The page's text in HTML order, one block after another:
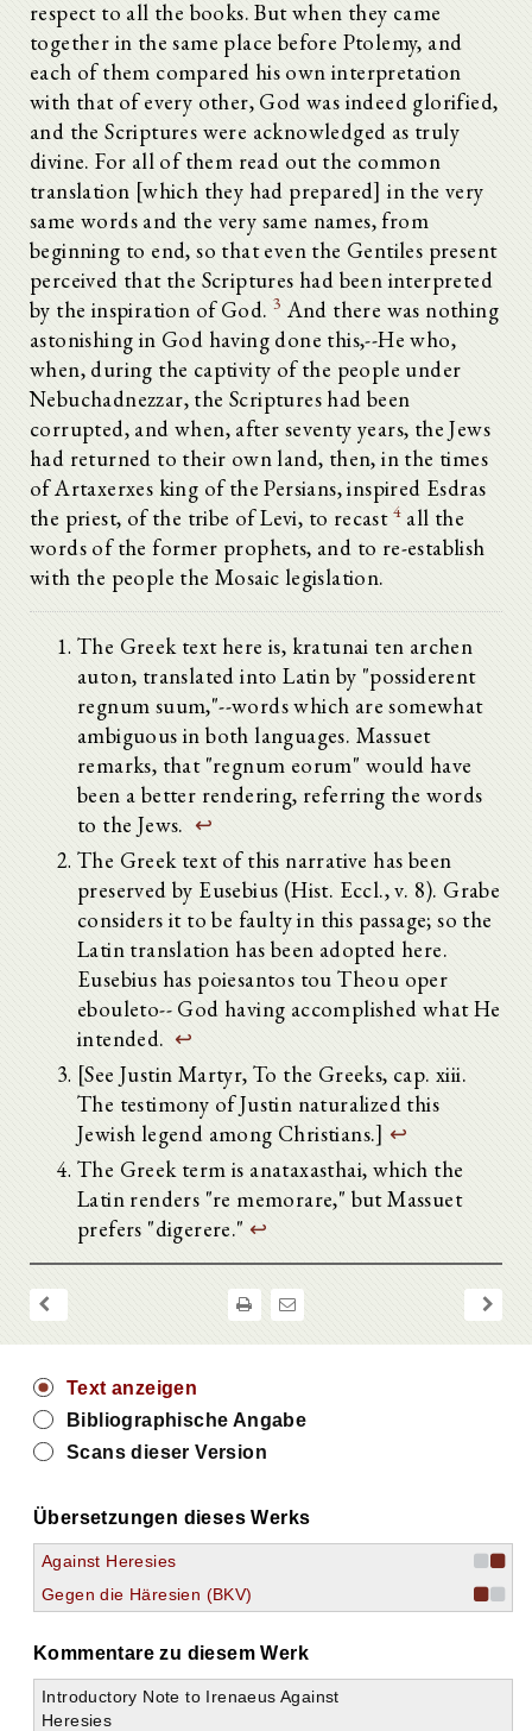
respect to all the books. But when they came
together in the same place before Ptolemy, and
each of them compared his own interpretation
with that of every other, God was indeed glorified,
and the Scriptures were acknowledged as truly
divine. For all of them read out the common
translation [which they had prepared] in the very
same words and the very same names, from
beginning to end, so that even the Gentiles present
perceived that the Scriptures had been interpreted
by the inspiration of God. 3 And there was nothing
astonishing in God having done this,--He who,
when, during the captivity of the people under
Nebuchadnezzar, the Scriptures had been
corrupted, and when, after seventy years, the Jews
had returned to their own land, then, in the times
of Artaxerxes king of the Persians, inspired Esdras
the priest, of the tribe of Levi, to recast 4 all the
words of the former prophets, and to re-establish
with the people the Mosaic legislation.
The Greek text here is, kratunai ten archen
auton, translated into Latin by "possiderent
regnum suum,"--words which are somewhat
ambiguous in both languages. Massuet
remarks, that "regnum eorum" would have
been a better rendering, referring the words
to the Jews. ↩
The Greek text of this narrative has been
preserved by Eusebius (Hist. Eccl., v. 8). Grabe
considers it to be faulty in this passage; so the
Latin translation has been adopted here.
Eusebius has poiesantos tou Theou oper
ebouleto-- God having accomplished what He
intended. ↩
[See Justin Martyr, To the Greeks, cap. xiii.
The testimony of Justin naturalized this
Jewish legend among Christians.] ↩
The Greek term is anataxasthai, which the
Latin renders "re memorare," but Massuet
prefers "digerere." ↩
Text anzeigen
Bibliographische Angabe
Scans dieser Version
Übersetzungen dieses Werks
Against Heresies
Gegen die Häresien (BKV)
Kommentare zu diesem Werk
Introductory Note to Irenaeus Against
Heresies
Alle aufklappen
Erstes Buch
Zweites Buch
Drittes Buch
1. Kapitel: Die Apostel im Vollbesitz der Wahrheit
3. Kapitel: Was wahre Tradition ist
4. Kapitel: Allein in der Kirche ist die wahre Tradition
5. Kapitel: Christus, die vollkommene Wahrheit